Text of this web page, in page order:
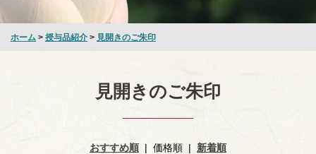
ホーム > 授与品紹介 > 見開きのご朱印
見開きのご朱印
おすすめ順| 価格順 | 新着順